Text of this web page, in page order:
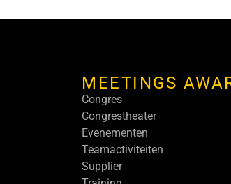
MEETINGS
Congres
Congrestheater
Evenementen
Teamactiviteiten
Supplier